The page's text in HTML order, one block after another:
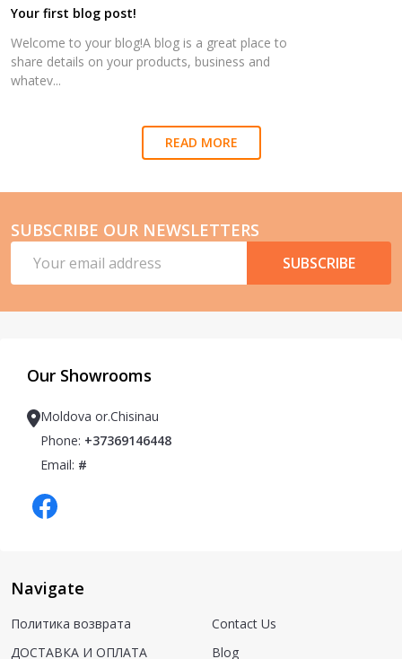
Your first blog post!
Welcome to your blog!A blog is a great place to
share details on your products, business and
whatev...
READ MORE
Footer
Start
SUBSCRIBE OUR NEWSLETTERS
Address
SUBSCRIBE
Our Showrooms
Moldova or.Chisinau
Phone: +37369146448
Email: #
Navigate
Политика возврата
ДОСТАВКА И ОПЛАТА
Contact Us
Blog